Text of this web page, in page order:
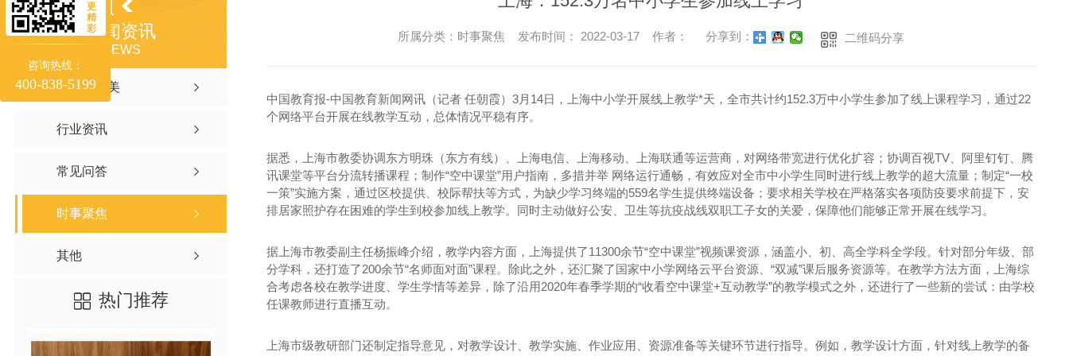
新闻资讯
NEWS
聚焦聚味美
行业资讯
常见问答
时事聚焦
其他
热门推荐
所属分类：时事聚焦 发布时间： 2022-03-17 作者： 分享到： 二维码分享
中国教育报-中国教育新闻网讯（记者 任朝霞）3月14日，上海中小学开展线上教学*天，全市共计约152.3万中小学生参加了线上课程学习，通过22
个网络平台开展在线教学互动，总体情况平稳有序。
据悉，上海市教委协调东方明珠（东方有线）、上海电信、上海移动、上海联通等运营商，对网络带宽进行优化扩容；协调百视TV、阿里钉钉、腾
讯课堂等平台分流转播课程；制作“空中课堂”用户指南，多措并举 网络运行通畅，有效应对全市中小学生同时进行线上教学的超大流量；制定“一校
一策”实施方案，通过区校提供、校际帮扶等方式，为缺少学习终端的559名学生提供终端设备；要求相关学校在严格落实各项防疫要求前提下，安
排居家照护存在困难的学生到校参加线上教学。同时主动做好公安、卫生等抗疫战线双职工子女的关爱，保障他们能够正常开展在线学习。
据上海市教委副主任杨振峰介绍，教学内容方面，上海提供了11300余节“空中课堂”视频课资源，涵盖小、初、高全学科全学段。针对部分年级、部
分学科，还打造了200余节“名师面对面”课程。除此之外，还汇聚了国家中小学网络云平台资源、“双减”课后服务资源等。在教学方法方面，上海综
合考虑各校在教学进度、学生学情等差异，除了沿用2020年春季学期的“收看空中课堂+互动教学”的教学模式之外，还进行了一些新的尝试：由学校
任课教师进行直播互动。
上海市级教研部门还制定指导意见，对教学设计、教学实施、作业应用、资源准备等关键环节进行指导。例如，教学设计方面，针对线上教学的备
更
精
彩
咨询热线：
400-838-5199